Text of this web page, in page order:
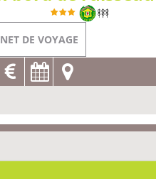
DE VOYAGE